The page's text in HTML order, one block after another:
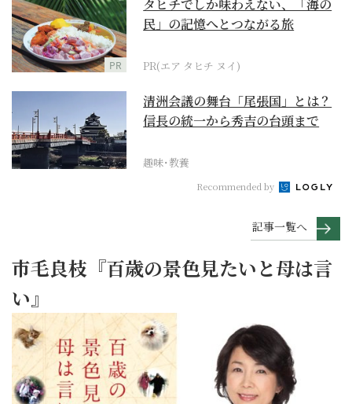
PR
タヒチでしか味わえない、「海の
民」の記憶へとつながる旅
PR(エア タヒチ ヌイ)
清洲会議の舞台「尾張国」とは？
信長の統一から秀吉の台頭まで
趣味･教養
Recommended by
記事一覧へ
市毛良枝『百歳の景色見たいと母は言
い』